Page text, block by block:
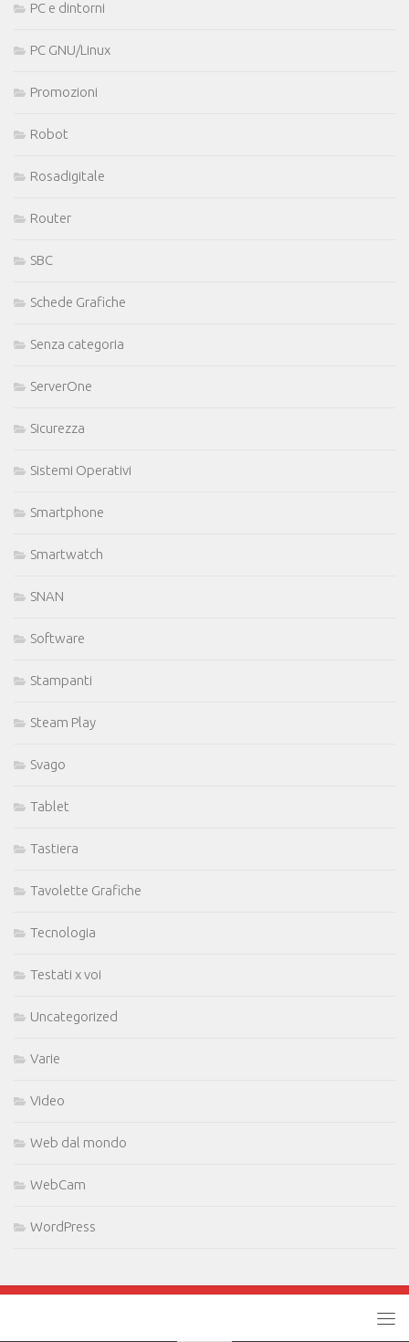
PC e dintorni
PC GNU/Linux
Promozioni
Robot
Rosadigitale
Router
SBC
Schede Grafiche
Senza categoria
ServerOne
Sicurezza
Sistemi Operativi
Smartphone
Smartwatch
SNAN
Software
Stampanti
Steam Play
Svago
Tablet
Tastiera
Tavolette Grafiche
Tecnologia
Testati x voi
Uncategorized
Varie
Video
Web dal mondo
WebCam
WordPress